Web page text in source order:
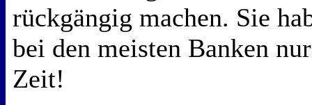
rückgängig machen. Sie
bei den meisten Banken
Zeit!